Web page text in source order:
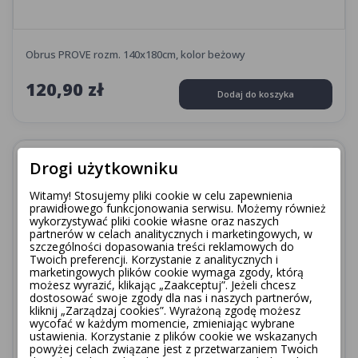
Obrus PROVE rozm. 140x180cm, kolor beżowy
120,90 zł Dodaj do koszyka
Drogi użytkowniku
Witamy! Stosujemy pliki cookie w celu zapewnienia
prawidłowego funkcjonowania serwisu. Możemy również
wykorzystywać pliki cookie własne oraz naszych
partnerów w celach analitycznych i marketingowych, w
szczególności dopasowania treści reklamowych do
Twoich preferencji. Korzystanie z analitycznych i
marketingowych plików cookie wymaga zgody, którą
możesz wyrazić, klikając „Zaakceptuj”. Jeżeli chcesz
dostosować swoje zgody dla nas i naszych partnerów,
kliknij „Zarządzaj cookies”. Wyrażoną zgodę możesz
wycofać w każdym momencie, zmieniając wybrane
ustawienia. Korzystanie z plików cookie we wskazanych
powyżej celach związane jest z przetwarzaniem Twoich